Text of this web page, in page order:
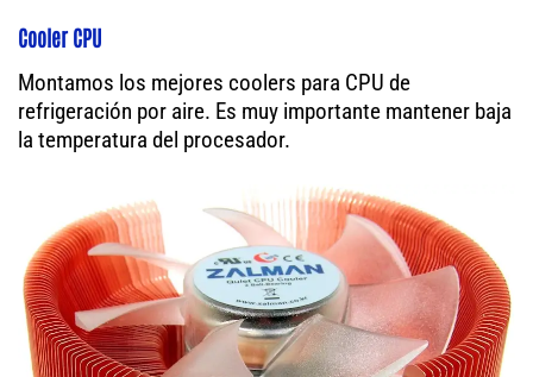
Cooler CPU
Montamos los mejores coolers para CPU de
refrigeración por aire. Es muy importante mantener baja
la temperatura del procesador.